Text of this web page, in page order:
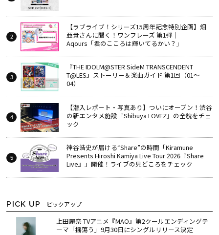
【ラブライブ！シリーズ15周年記念特別企画】畑
亜貴さんに聞く！ワンフレーズ 第1弾｜
Aqours「君のこころは輝いてるかい？」
『THE IDOLM@STER SideM TRANSCENDENT
T@LES』ストーリー＆楽曲ガイド 第1回（01～
04）
【潜入レポート・写真あり】ついにオープン！渋谷
の新エンタメ施設『Shibuya LOVEZ』の全貌をチェ
ック
神谷浩史が届ける“Share”の時間――「Kiramune
Presents Hiroshi Kamiya Live Tour 2026『Share
Live』」開催！ライブの見どころをチェック
PICK UP ピックアップ
上田麗奈 TVアニメ『MAO』第2クールエンディングテ
ーマ「揺蕩う」9月30日にシングルリリース決定